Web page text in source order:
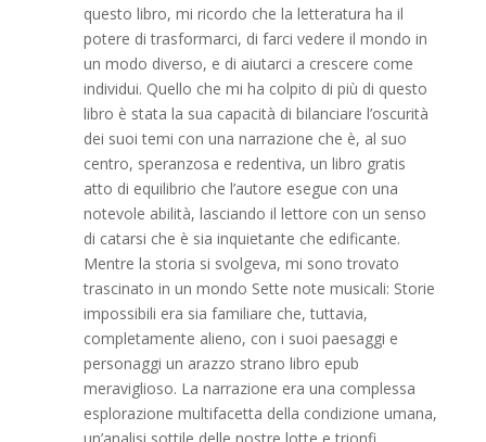
questo libro, mi ricordo che la letteratura ha il
potere di trasformarci, di farci vedere il mondo in
un modo diverso, e di aiutarci a crescere come
individui. Quello che mi ha colpito di più di questo
libro è stata la sua capacità di bilanciare l’oscurità
dei suoi temi con una narrazione che è, al suo
centro, speranzosa e redentiva, un libro gratis
atto di equilibrio che l’autore esegue con una
notevole abilità, lasciando il lettore con un senso
di catarsi che è sia inquietante che edificante.
Mentre la storia si svolgeva, mi sono trovato
trascinato in un mondo Sette note musicali: Storie
impossibili era sia familiare che, tuttavia,
completamente alieno, con i suoi paesaggi e
personaggi un arazzo strano libro epub
meraviglioso. La narrazione era una complessa
esplorazione multifacetta della condizione umana,